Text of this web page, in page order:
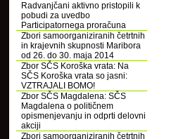
Radvanjčani aktivno pristopili k
pobudi za uvedbo
Participatornega proračuna
Zbori samoorganiziranih četrtnih
in krajevnih skupnosti Maribora
od 26. do 30. maja 2014
Zbor SČS Koroška vrata: Na
SČS Koroška vrata so jasni:
VZTRAJALI BOMO!
Zbor SČS Magdalena: SČS
Magdalena o političnem
opismenjevanju in odprti delovni
akciji
Zbori samoorganiziranih četrtnih